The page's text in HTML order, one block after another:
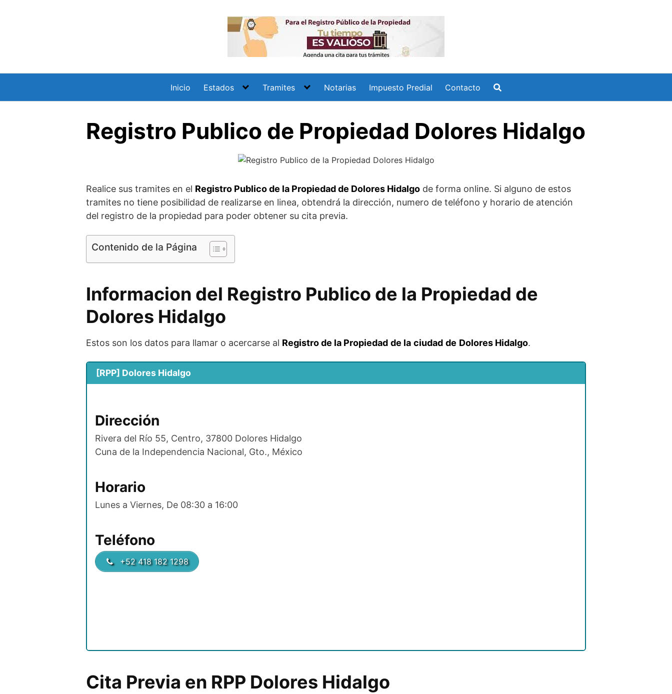
Inicio Estados Tramites Notarias Impuesto Predial Contacto
Registro Publico de Propiedad Dolores Hidalgo
Realice sus tramites en el Registro Publico de la Propiedad de Dolores Hidalgo de forma online. Si alguno de estos
tramites no tiene posibilidad de realizarse en linea, obtendrá la dirección, numero de teléfono y horario de atención
del registro de la propiedad para poder obtener su cita previa.
Contenido de la Página
Informacion del Registro Publico de la Propiedad de
Dolores Hidalgo
Estos son los datos para llamar o acercarse al Registro de la Propiedad de la ciudad de Dolores Hidalgo.
[RPP] Dolores Hidalgo
Dirección
Rivera del Río 55, Centro, 37800 Dolores Hidalgo
Cuna de la Independencia Nacional, Gto., México
Horario
Lunes a Viernes, De 08:30 a 16:00
Teléfono
+52 418 182 1298
Cita Previa en RPP Dolores Hidalgo